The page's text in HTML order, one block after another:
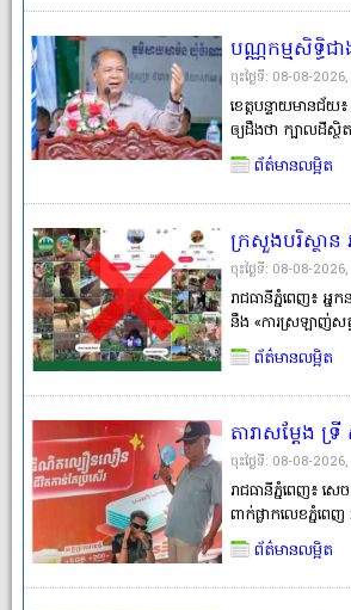
បណ្ណកម្មសិទ្ធិជ
និងឃុំចំណោម ស្
ចុះថ្ងៃទី: 08-08-
ខេត្តបន្ទាយមានជ័
ឲ្យដឹងថា ក្បាលដីស្
អាចចេញវិញ្ញាបនប
ក្នុងនោះ ៩% ចំនួន
ព័ត៌មានលម្អិត
ក្រសួងបរិស្ថាន
ល្មើសច្បាប់ ប៉
ចុះថ្ងៃទី: 08-08-
រាជធានីភ្នំពេញ៖ អ្ន
នឹង «ការស្រឡាញ់សត្
ព្រៃគ្មានអត្ថប្រយោ
រដ្ឋលេ
ព័ត៌មានលម្អិត
តារាសម្ដែង
ស្លាប់ និងម្ដា
ចុះថ្ងៃទី: 08-08-
រាជធានីភ្នំពេញ៖ ស
ពាក់ផ្លាកលេខភ្នំពេ
សក្កដា។ ពេលកំពុង
កំពុងកាន់ចង្កូត។ បុរស
ព័ត៌មានលម្អិត